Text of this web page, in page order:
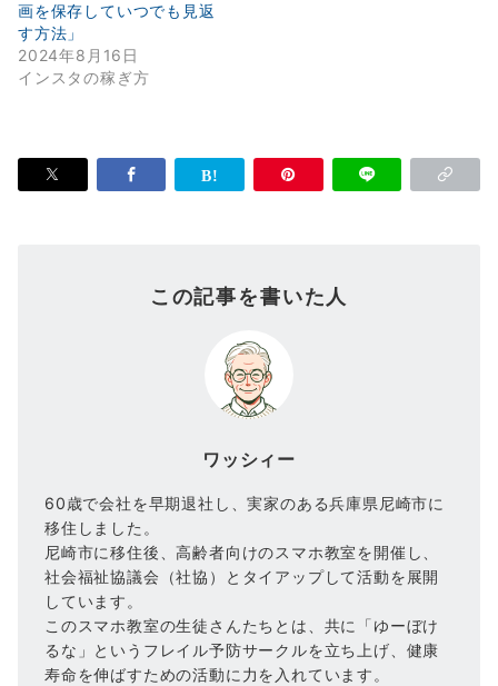
画を保存していつでも見返
す方法」
2024年8月16日
インスタの稼ぎ方
この記事を書いた人
ワッシィー
60歳で会社を早期退社し、実家のある兵庫県尼崎市に
移住しました。
尼崎市に移住後、高齢者向けのスマホ教室を開催し、
社会福祉協議会（社協）とタイアップして活動を展開
しています。
このスマホ教室の生徒さんたちとは、共に「ゆーぼけ
るな」というフレイル予防サークルを立ち上げ、健康
寿命を伸ばすための活動に力を入れています。